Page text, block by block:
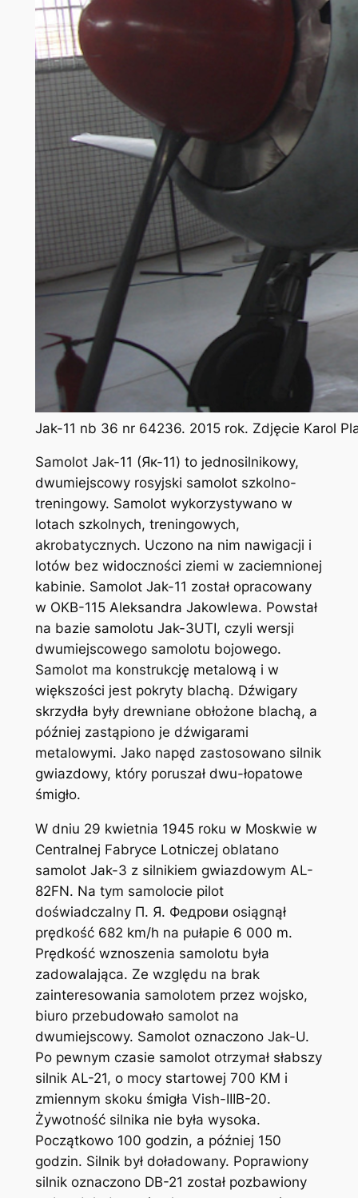
Jak-11 nb 36 nr 64236. 2015 rok. Zdjęcie Karol
Samolot Jak-11 (Як-11) to jednosilnikowy,
dwumiejscowy rosyjski samolot szkolno-
treningowy. Samolot wykorzystywano w
lotach szkolnych, treningowych,
akrobatycznych. Uczono na nim nawigacji i
lotów bez widoczności ziemi w zaciemnionej
kabinie. Samolot Jak-11 został opracowany
w OKB-115 Aleksandra Jakowlewa. Powstał
na bazie samolotu Jak-3UTI, czyli wersji
dwumiejscowego samolotu bojowego.
Samolot ma konstrukcję metalową i w
większości jest pokryty blachą. Dźwigary
skrzydła były drewniane obłożone blachą, a
później zastąpiono je dźwigarami
metalowymi. Jako napęd zastosowano silnik
gwiazdowy, który poruszał dwu-łopatowe
śmigło.
W dniu 29 kwietnia 1945 roku w Moskwie w
Centralnej Fabryce Lotniczej oblatano
samolot Jak-3 z silnikiem gwiazdowym AL-
82FN. Na tym samolocie pilot
doświadczalny П. Я. Федрови osiągnął
prędkość 682 km/h na pułapie 6 000 m.
Prędkość wznoszenia samolotu była
zadowalająca. Ze względu na brak
zainteresowania samolotem przez wojsko,
biuro przebudowało samolot na
dwumiejscowy. Samolot oznaczono Jak-U.
Po pewnym czasie samolot otrzymał słabszy
silnik AL-21, o mocy startowej 700 KM i
zmiennym skoku śmigła Vish-IIIB-20.
Żywotność silnika nie była wysoka.
Początkowo 100 godzin, a później 150
godzin. Silnik był doładowany. Poprawiony
silnik oznaczono DB-21 został pozbawiony